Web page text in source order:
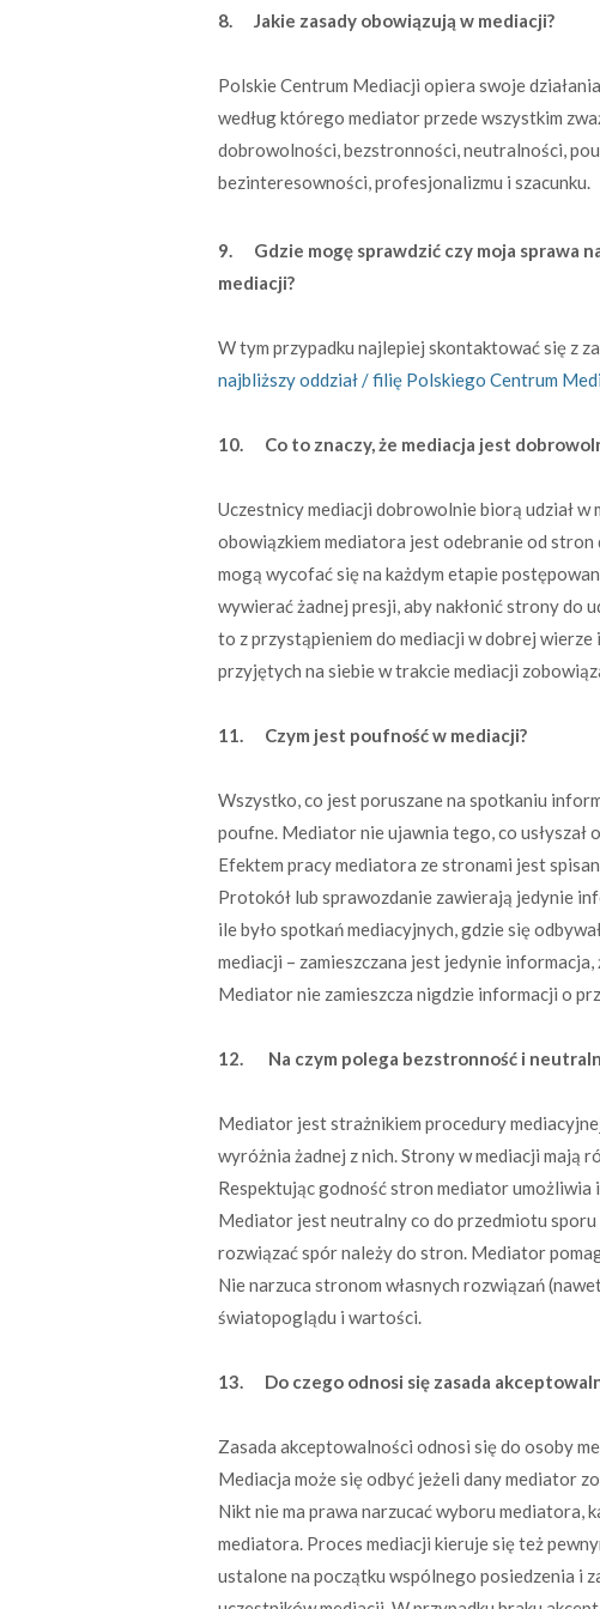
8. Jakie zasady obowiązują w mediacji?
Polskie Centrum Mediacji opiera swoje
według którego mediator przede wszystkim
dobrowolności, bezstronności, neutralności,
bezinteresowności, profesjonalizmu i szacunku.
9. Gdzie mogę sprawdzić czy moja sprawa
mediacji?
W tym przypadku najlepiej skontaktować się z
najbliższy oddział / filię Polskiego Centrum
10. Co to znaczy, że mediacja jest
Uczestnicy mediacji dobrowolnie biorą udział w
obowiązkiem mediatora jest odebranie od
mogą wycofać się na każdym etapie
wywierać żadnej presji, aby nakłonić strony do
to z przystąpieniem do mediacji w dobrej
przyjętych na siebie w trakcie mediacji
11. Czym jest poufność w mediacji?
Wszystko, co jest poruszane na spotkaniu
poufne. Mediator nie ujawnia tego, co
Efektem pracy mediatora ze stronami jest
Protokół lub sprawozdanie zawierają jedynie
ile było spotkań mediacyjnych, gdzie się
mediacji – zamieszczana jest jedynie
Mediator nie zamieszcza nigdzie informacji o
12. Na czym polega bezstronność i
Mediator jest strażnikiem procedury
wyróżnia żadnej z nich. Strony w mediacji mają
Respektując godność stron mediator umożliwia
Mediator jest neutralny co do przedmiotu
rozwiązać spór należy do stron. Mediator
Nie narzuca stronom własnych rozwiązań
światopoglądu i wartości.
13. Do czego odnosi się zasada
Zasada akceptowalności odnosi się do osoby
Mediacja może się odbyć jeżeli dany mediator
Nikt nie ma prawa narzucać wyboru mediatora,
mediatora. Proces mediacji kieruje się też
ustalone na początku wspólnego posiedzenia i